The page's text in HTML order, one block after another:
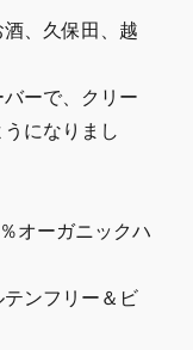
、久保田、越
ーで、クリー
になりまし
オーガニックハ
ンフリー＆ビ